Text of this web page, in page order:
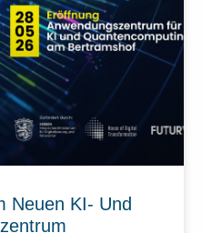
Neuen KI- Und